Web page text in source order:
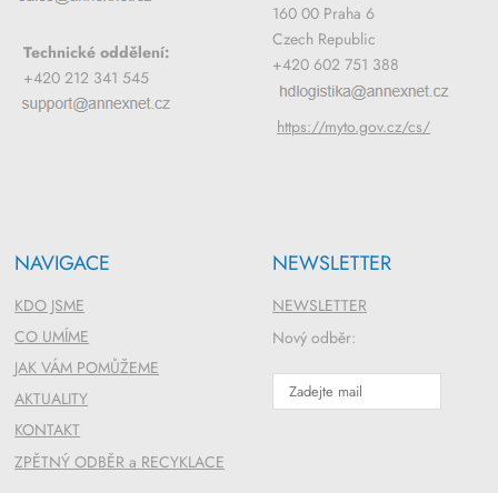
Technické oddělení:
+420 212 341 545
160 00 Praha 6
Czech Republic
+420 602 751 388
https://myto.gov.cz/cs/
NAVIGACE
KDO JSME
CO UMÍME
JAK VÁM POMŮŽEME
AKTUALITY
KONTAKT
ZPĚTNÝ ODBĚR a RECYKLACE
NEWSLETTER
NEWSLETTER
Nový odběr: